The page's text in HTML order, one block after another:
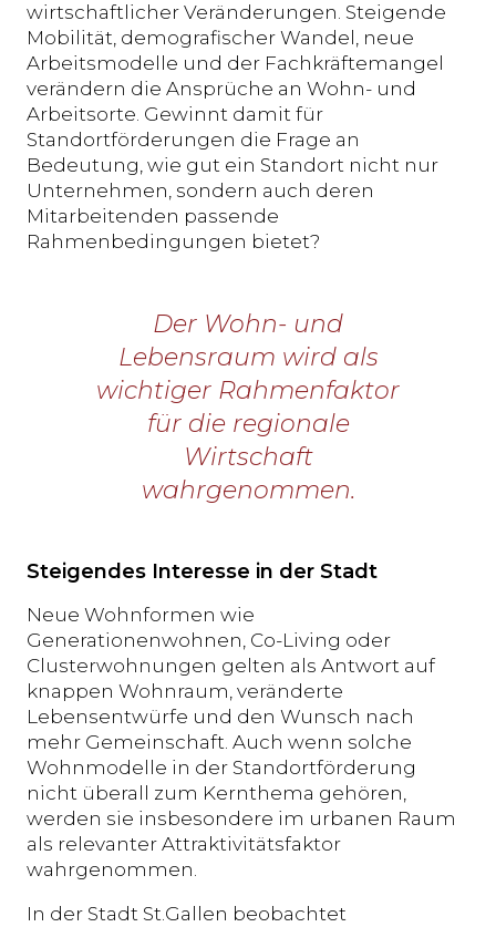
wirtschaftlicher Veränderungen. Steigende
Mobilität, demografischer Wandel, neue
Arbeitsmodelle und der Fachkräftemangel
verändern die Ansprüche an Wohn- und
Arbeitsorte. Gewinnt damit für
Standortförderungen die Frage an
Bedeutung, wie gut ein Standort nicht nur
Unternehmen, sondern auch deren
Mitarbeitenden passende
Rahmenbedingungen bietet?
Der Wohn- und
Lebensraum wird als
wichtiger Rahmenfaktor
für die regionale
Wirtschaft
wahrgenommen.
Steigendes Interesse in der Stadt
Neue Wohnformen wie
Generationenwohnen, Co-Living oder
Clusterwohnungen gelten als Antwort auf
knappen Wohnraum, veränderte
Lebensentwürfe und den Wunsch nach
mehr Gemeinschaft. Auch wenn solche
Wohnmodelle in der Standortförderung
nicht überall zum Kernthema gehören,
werden sie insbesondere im urbanen Raum
als relevanter Attraktivitätsfaktor
wahrgenommen.
In der Stadt St.Gallen beobachtet